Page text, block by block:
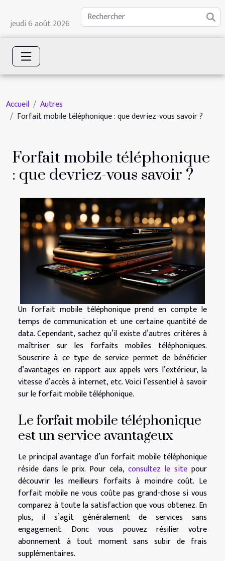
jeudi 6 août 2026
Accueil
Autres
Forfait mobile téléphonique : que devriez-vous savoir ?
Forfait mobile téléphonique
: que devriez-vous savoir ?
Un forfait mobile téléphonique prend en compte le
temps de communication et une certaine quantité de
data. Cependant, sachez qu’il existe d’autres critères à
maîtriser sur les forfaits mobiles téléphoniques.
Souscrire à ce type de service permet de bénéficier
d’avantages en rapport aux appels vers l’extérieur, la
vitesse d’accès à internet, etc. Voici l’essentiel à savoir
sur le forfait mobile téléphonique.
Le forfait mobile téléphonique
est un service avantageux
Le principal avantage d’un forfait mobile téléphonique
réside dans le prix. Pour cela, consultez le site pour
découvrir les meilleurs forfaits à moindre coût. Le
forfait mobile ne vous coûte pas grand-chose si vous
comparez à toute la satisfaction que vous obtenez. En
plus, il s’agit généralement de services sans
engagement. Donc vous pouvez résilier votre
abonnement à tout moment sans subir de frais
supplémentaires.